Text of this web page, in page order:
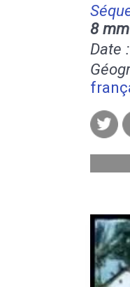
8 mm
Date :